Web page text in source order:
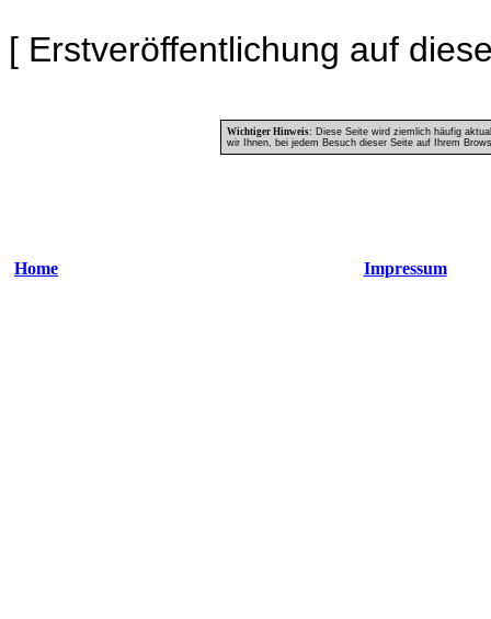
[ Erstveröffentlichung auf
Wichtiger Hinweis: Diese Seite wird ziemlich häufig
wir Ihnen, bei jedem Besuch dieser Seite auf Ihrem
Home Impressum